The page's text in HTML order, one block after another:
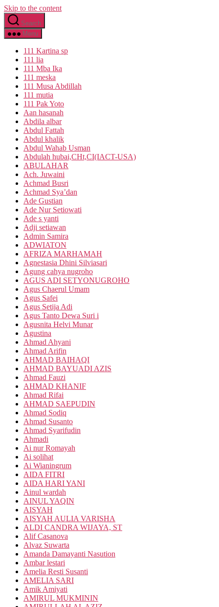
Skip to the content
Search
Menu
111 Kartina sp
111 lia
111 Mba Ika
111 meska
111 Musa Abdillah
111 mutia
111 Pak Yoto
Aan hasanah
Abdila albar
Abdul Fattah
Abdul khalik
Abdul Wahab Usman
Abdulah hubai,CHt,CI(IACT-USA)
ABULAHAR
Ach. Juwaini
Achmad Busri
Achmad Sya’dan
Ade Gustian
Ade Nur Setiowati
Ade s yanti
Adji setiawan
Admin Samira
ADWIATON
AFRIZA MARHAMAH
Agnestasia Dhini Silviasari
Agung cahya nugroho
AGUS ADI SETYONUGROHO
Agus Chaerul Umam
Agus Safei
Agus Setija Adi
Agus Tanto Dewa Suri i
Agusnita Helvi Munar
Agustina
Ahmad Ahyani
Ahmad Arifin
AHMAD BAIHAQI
AHMAD BAYUADI AZIS
Ahmad Fauzi
AHMAD KHANIF
Ahmad Rifai
AHMAD SAEPUDIN
Ahmad Sodiq
Ahmad Susanto
Ahmad Syarifudin
Ahmadi
Ai nur Romayah
Ai solihat
Ai Wianingrum
AIDA FITRI
AIDA HARI YANI
Ainul wardah
AINUL YAQIN
AISYAH
AISYAH AULIA VARISHA
ALDI CANDRA WIJAYA, ST
Alif Casanova
Alvaz Suwarta
Amanda Damayanti Nasution
Ambar lestari
Amelia Resti Susanti
AMELIA SARI
Amik Amiyati
AMIRUL MUKMININ